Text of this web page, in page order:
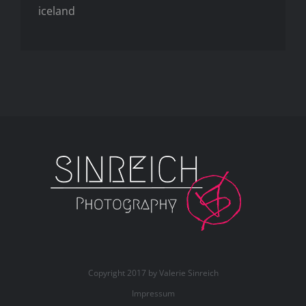
iceland
Copyright 2017 by Valerie Sinreich
Impressum